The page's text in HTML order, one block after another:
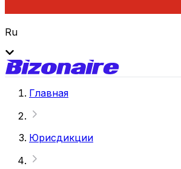
Ru
Главная
Юрисдикции